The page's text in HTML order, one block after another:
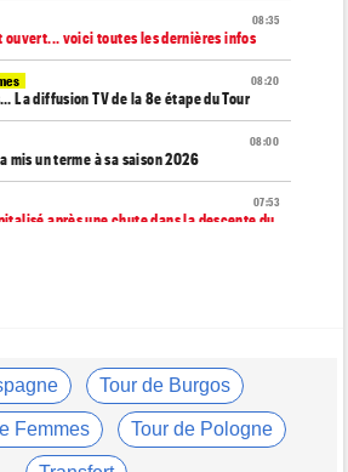
08:35
ouvert... voici toutes les dernières infos
08:20
La diffusion TV de la 8e étape du Tour
08:00
mis un terme à sa saison 2026
07:53
après une chute dans la descente du
: "J'ai de la ressource..."
07:00
étape modifié en raison d'éboulements
Tour de Burgos
Femmes Tour de Pologne